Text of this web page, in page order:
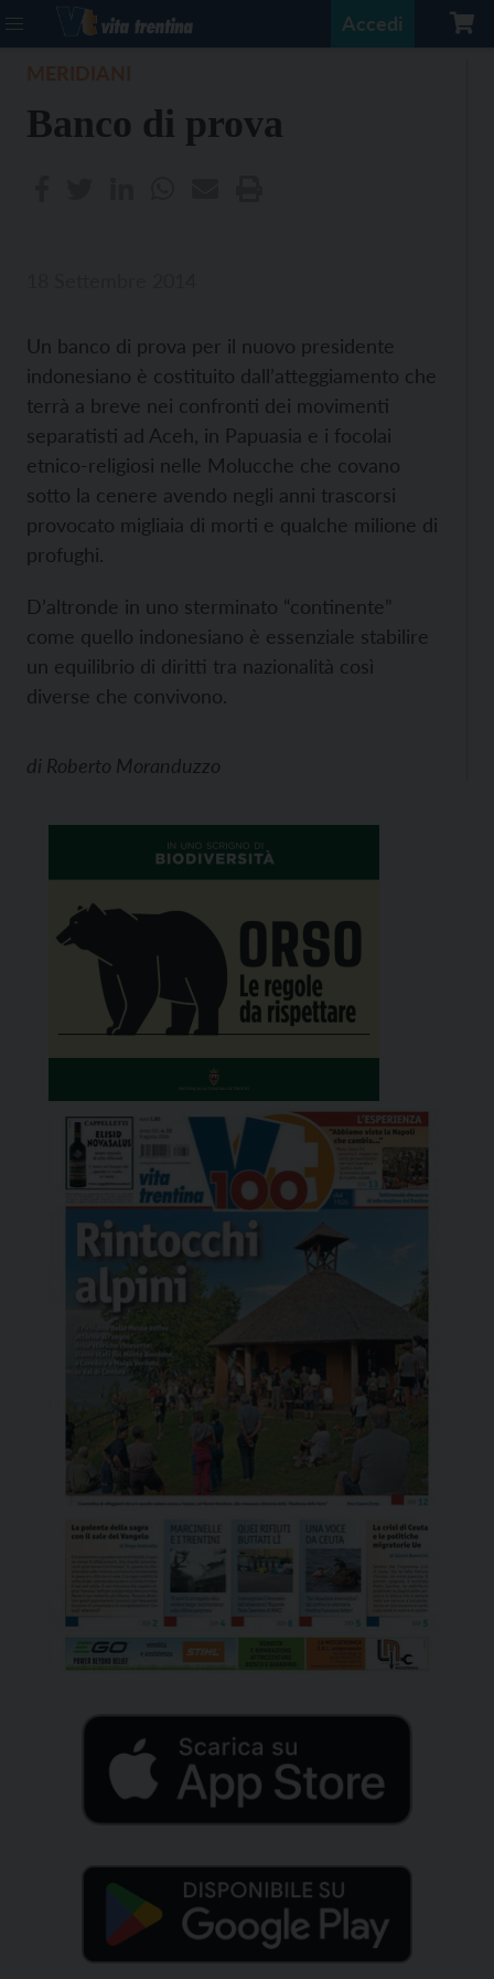
Accedi
Banco di prova
Un banco di prova per il nuovo presidente
indonesiano è costituito dall’atteggiamento che
terrà a breve nei confronti dei movimenti
separatisti ad Aceh, in Papuasia e i focolai
etnico-religiosi nelle Molucche che covano
sotto la cenere avendo negli anni trascorsi
provocato migliaia di morti e qualche milione di
profughi.
D’altronde in uno sterminato “continente”
come quello indonesiano è essenziale stabilire
un equilibrio di diritti tra nazionalità così
diverse che convivono.
di Roberto Moranduzzo